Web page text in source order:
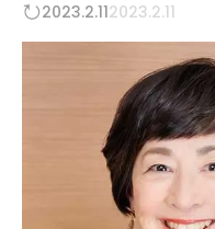
2023.2.112023.2.11